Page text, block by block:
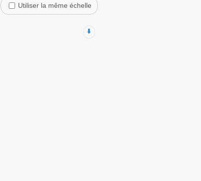
Utiliser la même échelle
⬇️